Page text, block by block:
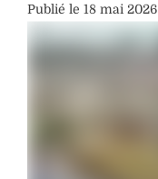
Publié le 18 mai 2026